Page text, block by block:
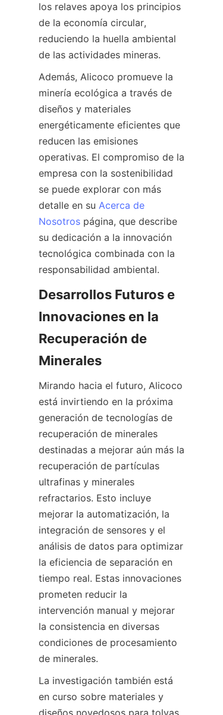
los relaves apoya los principios
de la economía circular,
reduciendo la huella ambiental
Además, Alicoco promueve la
minería ecológica a través de
diseños y materiales
energéticamente eficientes que
reducen las emisiones
operativas. El compromiso de la
empresa con la sostenibilidad
se puede explorar con más
detalle en su Acerca de
Nosotros página, que describe
su dedicación a la innovación
tecnológica combinada con la
Desarrollos Futuros e
Innovaciones en la
Recuperación de
Mirando hacia el futuro, Alicoco
está invirtiendo en la próxima
generación de tecnologías de
recuperación de minerales
destinadas a mejorar aún más la
recuperación de partículas
ultrafinas y minerales
refractarios. Esto incluye
mejorar la automatización, la
integración de sensores y el
análisis de datos para optimizar
la eficiencia de separación en
tiempo real. Estas innovaciones
prometen reducir la
intervención manual y mejorar
la consistencia en diversas
condiciones de procesamiento
La investigación también está
en curso sobre materiales y
diseños novedosos para tolvas